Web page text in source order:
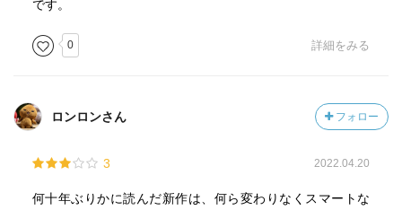
です。
0 詳細をみる
ロンロンさん フォロー
3 2022.04.20
何十年ぶりかに読んだ新作は、何ら変わりなくスマートな